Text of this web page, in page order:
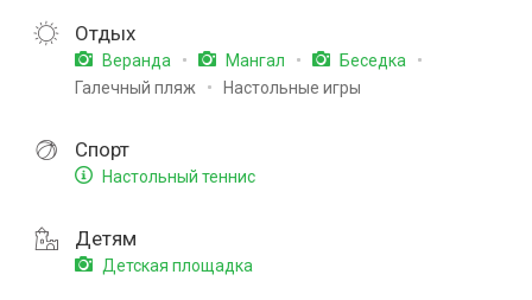
Отдых
Веранда Мангал
Беседка
Галечный пляж
Настольные игры
Спорт
Настольный теннис
Детям
Детская площадка